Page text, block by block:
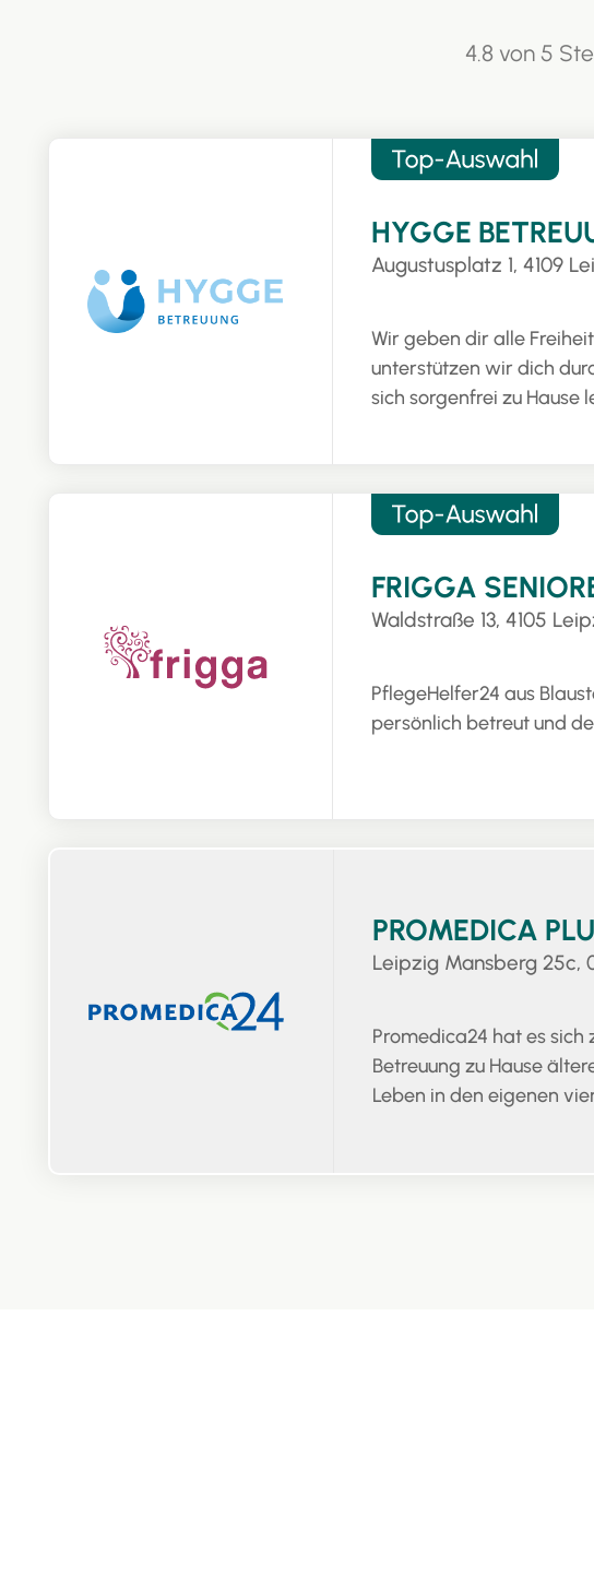
4.8 von 5
HYGGE
Augustusplatz 1, 4109
Wir geben dir alle
unterstützen wir dich
sich sorgenfrei zu Hause
FRIGGA
Waldstraße 13, 4105
PflegeHelfer24 aus
persönlich betreut und
PROMEDICA
Leipzig Mansberg 25c,
Promedica24 hat es
Betreuung zu Hause
Leben in den eigenen